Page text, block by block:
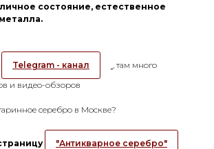
состояние, естественное
Telegram - канал
, там много
и видео-обзоров
серебро в Москве?
"Антикварное серебро"